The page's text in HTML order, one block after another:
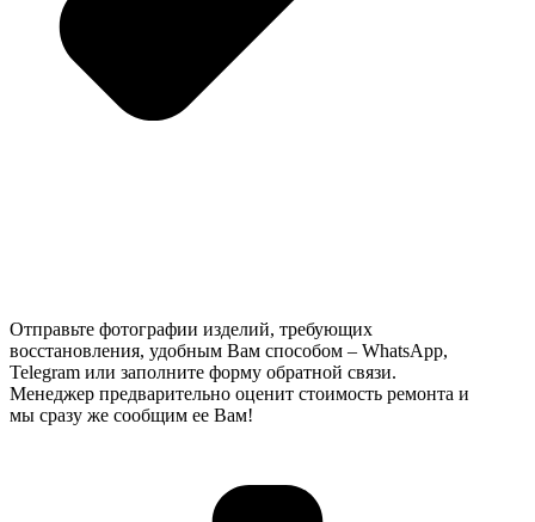
Отправьте фотографии изделий, требующих
восстановления, удобным Вам способом – WhatsApp,
Telegram или заполните форму обратной связи.
Менеджер предварительно оценит стоимость ремонта и
мы сразу же сообщим ее Вам!